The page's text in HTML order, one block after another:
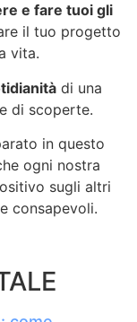
e fare tuoi gli
il tuo progetto
vita.
di una
di scoperte.
in questo
ogni nostra
sugli altri
consapevoli.